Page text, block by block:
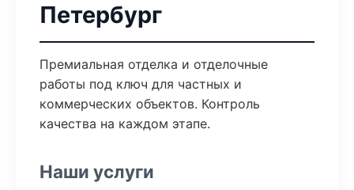
Петербург
Премиальная отделка и отделочные
работы под ключ для частных и
коммерческих объектов. Контроль
качества на каждом этапе.
Наши услуги